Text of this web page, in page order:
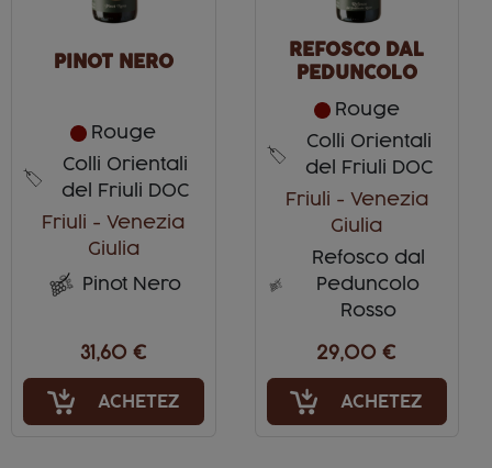
PINOT NERO
Rouge
Colli Orientali
del Friuli DOC
Friuli - Venezia
Giulia
Pinot Nero
31,60 €
ACHETEZ
REFOSCO DAL
PEDUNCOLO
Rouge
Colli Orientali
del Friuli DOC
Friuli - Venezia
Giulia
Refosco dal
Peduncolo
Rosso
29,00 €
ACHETEZ